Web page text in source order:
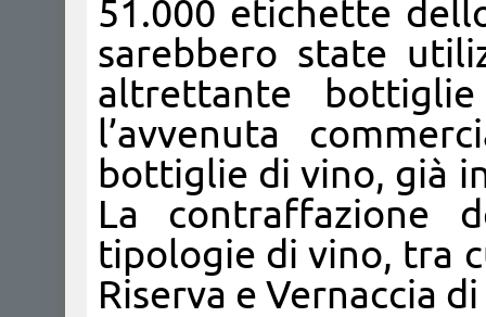
51.000 etichette
sarebbero state
altrettante
l’avvenuta
bottiglie di vino, già
La contraffazione
tipologie di vino, tra
Riserva e Vernaccia